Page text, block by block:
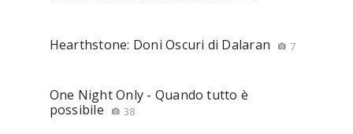
Hearthstone: Doni Oscuri di Dalaran 7
One Night Only - Quando tutto è
possibile
38